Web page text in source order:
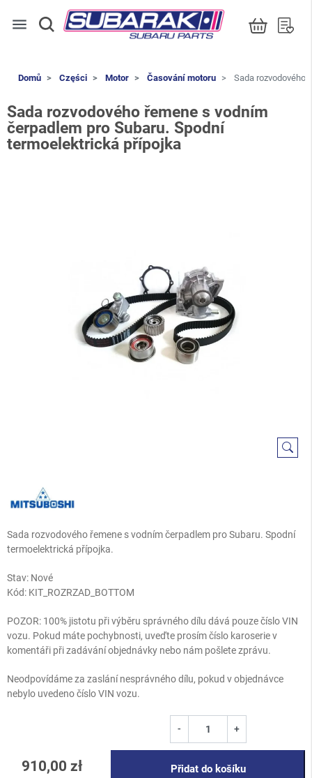
menu
Domů Części Motor Časování motoru Sada rozvodového
Sada rozvodového řemene s vodním
čerpadlem pro Subaru. Spodní
termoelektrická přípojka
Sada rozvodového řemene s vodním čerpadlem pro Subaru. Spodní
termoelektrická přípojka.
Stav: Nové
Kód: KIT_ROZRZAD_BOTTOM
POZOR: 100% jistotu při výběru správného dílu dává pouze číslo VIN
vozu. Pokud máte pochybnosti, uveďte prosím číslo karoserie v
komentáři při zadávání objednávky nebo nám pošlete zprávu.
Neodpovídáme za zaslání nesprávného dílu, pokud v objednávce
nebylo uvedeno číslo VIN vozu.
910,00 zł
- +
Přidat do košíku